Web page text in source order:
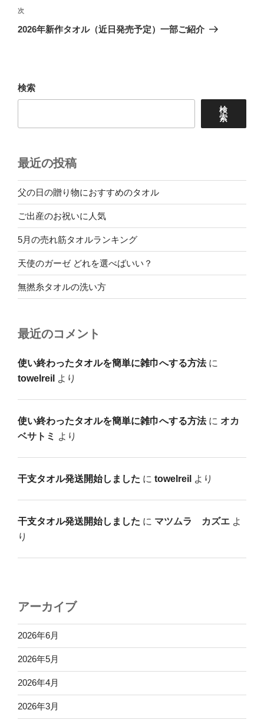
ビ
ゲ
ン
稿
次
の
次
2026年新作タオル（近日発売予定）一部ご紹介
検索
検
索
最近の投稿
父の日の贈り物におすすめのタオル
ご出産のお祝いに人気
5月の売れ筋タオルランキング
天使のガーゼ どれを選べばいい？
無撚糸タオルの洗い方
最近のコメント
使い終わったタオルを簡単に雑巾へする方法に
towelreil より
使い終わったタオルを簡単に雑巾へする方法に オカ
ベサトミ より
干支タオル発送開始しました に towelreil より
干支タオル発送開始しました に マツムラ カズエ よ
り
アーカイブ
2026年6月
2026年5月
2026年4月
2026年3月